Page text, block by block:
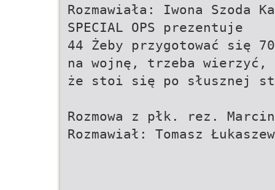
Rozmawiała: Iwona Szoda
SPECIAL OPS prezentuje
44 Żeby przygotować się
na wojnę, trzeba wierzyć,
że stoi się po słusznej
Rozmowa z płk. rez.
Rozmawiał: Tomasz